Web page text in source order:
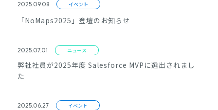
2025.09.08 イベント
「NoMaps2025」登壇のお知らせ
2025.07.01 ニュース
弊社社員が2025年度 Salesforce MVPに選出されまし
た
2025.06.27 イベント